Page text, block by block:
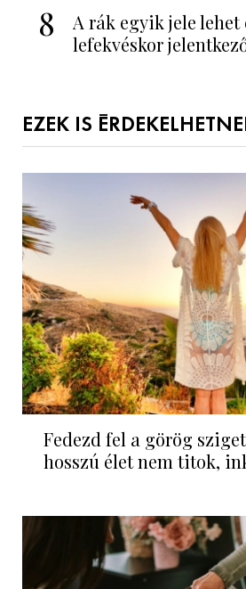
8
A rák egyik jele lehet
lefekvéskor
EZEK IS
Fedezd fel a görög
hosszú élet nem titok,